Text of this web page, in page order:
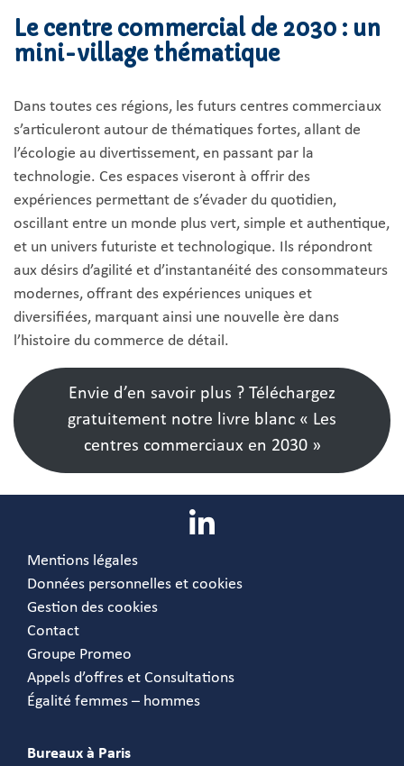
Le centre commercial de 2030 : un
mini-village thématique
Dans toutes ces régions, les futurs centres commerciaux
s’articuleront autour de thématiques fortes, allant de
l’écologie au divertissement, en passant par la
technologie. Ces espaces viseront à offrir des
expériences permettant de s’évader du quotidien,
oscillant entre un monde plus vert, simple et authentique,
et un univers futuriste et technologique. Ils répondront
aux désirs d’agilité et d’instantanéité des consommateurs
modernes, offrant des expériences uniques et
diversifiées, marquant ainsi une nouvelle ère dans
l’histoire du commerce de détail.
Envie d’en savoir plus ? Téléchargez
gratuitement notre livre blanc « Les
centres commerciaux en 2030 »
Mentions légales
Données personnelles et cookies
Gestion des cookies
Contact
Groupe Promeo
Appels d’offres et Consultations
Égalité femmes – hommes
Bureaux à Paris